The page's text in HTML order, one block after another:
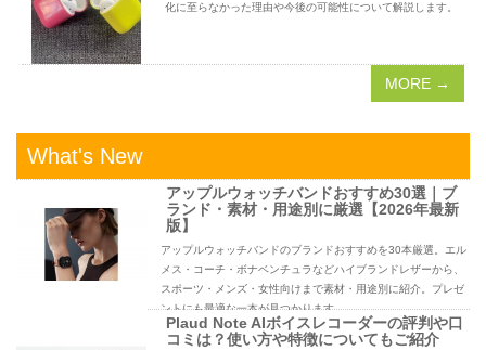
化に至らなかった理由や今後の可能性について解説します。
MORE →
What's New
アップルウォッチバンドおすすめ30選｜ブ
ランド・素材・用途別に厳選【2026年最新
版】
アップルウォッチバンドのブランドおすすめを30本厳選。エル
メス・コーチ・ボナベンチュラなどハイブランドレザーから、
スポーツ・メンズ・女性向けまで素材・用途別に紹介。プレゼ
ントにも最適な一本が見つかります。
Plaud Note AIボイスレコーダーの評判や口
コミは？使い方や特徴についてもご紹介